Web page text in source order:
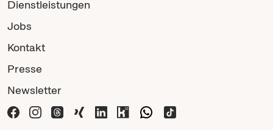
Dienstleistungen
Jobs
Kontakt
Presse
Newsletter